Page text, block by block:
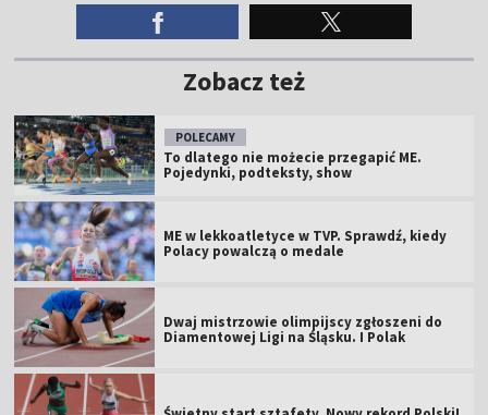
Zobacz też
POLECAMY
To dlatego nie możecie przegapić ME.
Pojedynki, podteksty, show
ME w lekkoatletyce w TVP. Sprawdź, kiedy
Polacy powalczą o medale
Dwaj mistrzowie olimpijscy zgłoszeni do
Diamentowej Ligi na Śląsku. I Polak